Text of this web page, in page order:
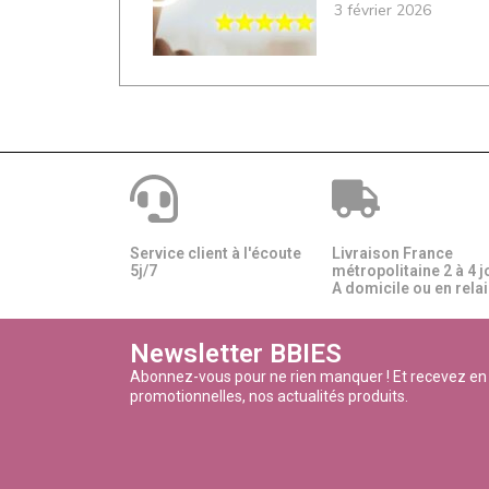
3 février 2026
Service client à l'écoute
5j/7
Livraison France
métropolitaine 2 à 4
A domicile ou en
Newsletter BBIES
Abonnez-vous pour ne rien manquer ! Et recevez
promotionnelles, nos actualités produits.